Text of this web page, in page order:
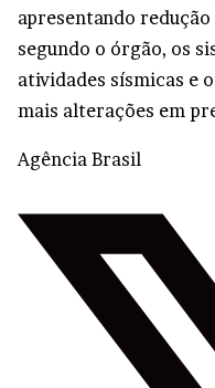
apresentando
segundo o órgão, os
atividades sísmicas e
mais alterações em
Agência Brasil